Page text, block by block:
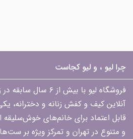
چرا لیو ، و لیو کجاست
فروشگاه لیو با بیش
آنلاین کیف و کفش زنانه و دخترانه،
قابل اعتماد برای خانم‌های خوش‌سلیقه
و متنوع در تهران و تمرکز ویژه بر